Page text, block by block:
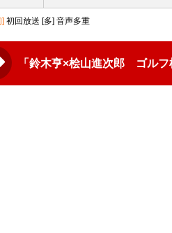
] 初回放送 [多] 音声多重
「鈴木亨×桧山進次郎 ゴル